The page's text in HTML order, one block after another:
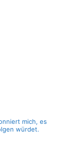
mich, es
würdet.